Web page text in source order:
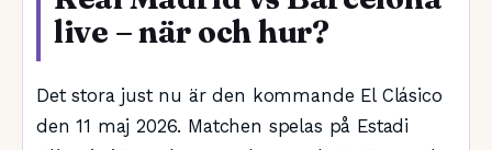
live – när och hur?
Det stora just nu är den kommande El Clásico
den 11 maj 2026. Matchen spelas på Estadi